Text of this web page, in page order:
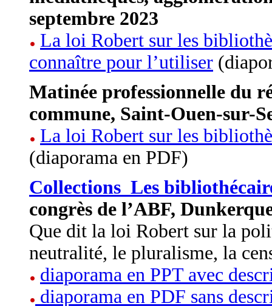
septembre 2023
La loi Robert sur les
connaître pour l’utiliser
Matinée professionnelle du
commune, Saint-Ouen-sur-
La loi Robert sur les
(diaporama en PDF)
Collections Les
congrès de l’ABF,
Que dit la loi Robert sur la
neutralité, le pluralisme, la
diaporama en PPT avec
diaporama en PDF sans